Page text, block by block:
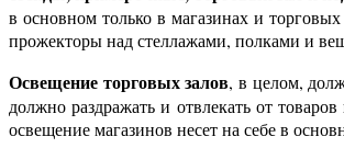
в основном только в магазинах и
прожекторы над стеллажами, полками и
Освещение торговых залов, в целом,
должно раздражать и отвлекать от
освещение магазинов несет на себе в